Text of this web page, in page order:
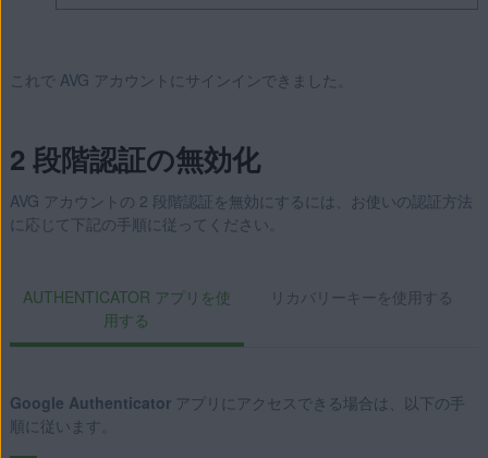
これで AVG アカウントにサインインできました。
2 段階認証の無効化
AVG アカウントの 2 段階認証を無効にするには、お使いの認証方法
に応じて下記の手順に従ってください。
AUTHENTICATOR アプリを使
用する
リカバリーキーを使用する
Google Authenticatorアプリにアクセスできる場合は、以下の手
順に従います。